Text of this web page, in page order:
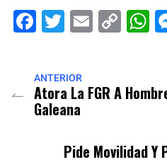
Facebook
Twitter
Email
ANTERIOR
Atora La FGR A
Galeana
Pide Movilidad Y